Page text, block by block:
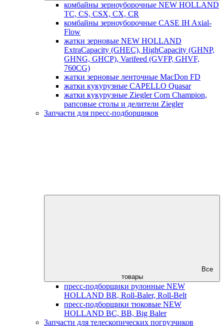
комбайны зерноуборочные NEW HOLLAND
TC, CS, CSX, CX, CR
комбайны зерноуборочные CASE IH Axial-
Flow
жатки зерновые NEW HOLLAND
ExtraCapacity (GHEC), HighCapacity (GHNP,
GHNG, GHCP), Varifeed (GVFP, GHVF,
760CG)
жатки зерновые ленточные MacDon FD
жатки кукурузные CAPELLO Quasar
жатки кукурузные Ziegler Corn Champion,
рапсовые столы и делители Ziegler
Запчасти для пресс-подборщиков
Все
товары
пресс-подборщики рулонные NEW
HOLLAND BR, Roll-Baler, Roll-Belt
пресс-подборщики тюковые NEW
HOLLAND BC, BB, Big Baler
Запчасти для телескопических погрузчиков